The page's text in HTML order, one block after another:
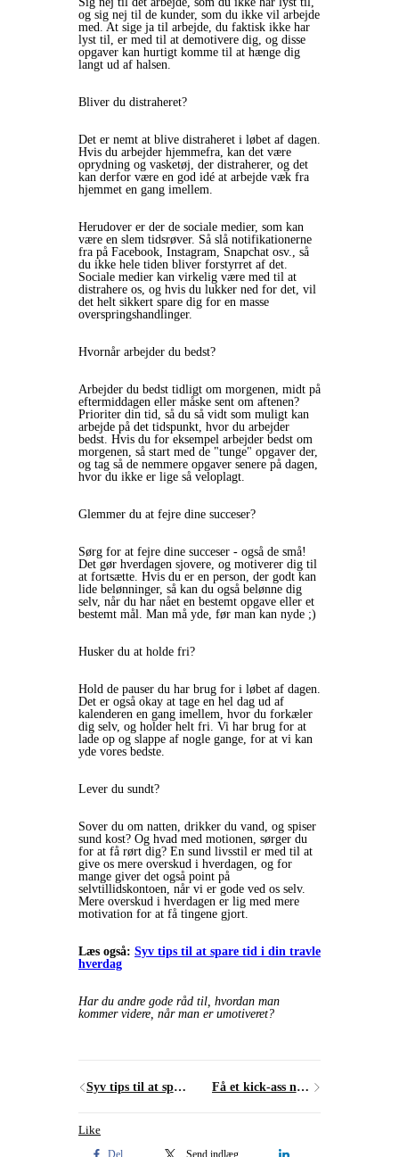
og sig nej til de kunder, som du ikke vil arbejde
med. At sige ja til arbejde, du faktisk ikke har
lyst til, er med til at demotivere dig, og disse
opgaver kan hurtigt komme til at hænge dig
langt ud af halsen.
Bliver du distraheret?
Det er nemt at blive distraheret i løbet af dagen.
Hvis du arbejder hjemmefra, kan det være
oprydning og vasketøj, der distraherer, og det
kan derfor være en god idé at arbejde væk fra
hjemmet en gang imellem.
Herudover er der de sociale medier, som kan
være en slem tidsrøver. Så slå notifikationerne
fra på Facebook, Instagram, Snapchat osv., så
du ikke hele tiden bliver forstyrret af det.
Sociale medier kan virkelig være med til at
distrahere os, og hvis du lukker ned for det, vil
det helt sikkert spare dig for en masse
overspringshandlinger.
Hvornår arbejder du bedst?
Arbejder du bedst tidligt om morgenen, midt på
eftermiddagen eller måske sent om aftenen?
Prioriter din tid, så du så vidt som muligt kan
arbejde på det tidspunkt, hvor du arbejder
bedst. Hvis du for eksempel arbejder bedst om
morgenen, så start med de "tunge" opgaver der,
og tag så de nemmere opgaver senere på dagen,
hvor du ikke er lige så veloplagt.
Glemmer du at fejre dine succeser?
Sørg for at fejre dine succeser - også de små!
Det gør hverdagen sjovere, og motiverer dig til
at fortsætte. Hvis du er en person, der godt kan
lide belønninger, så kan du også belønne dig
selv, når du har nået en bestemt opgave eller et
bestemt mål. Man må yde, før man kan nyde ;)
Husker du at holde fri?
Hold de pauser du har brug for i løbet af dagen.
Det er også okay at tage en hel dag ud af
kalenderen en gang imellem, hvor du forkæler
dig selv, og holder helt fri. Vi har brug for at
lade op og slappe af nogle gange, for at vi kan
yde vores bedste.
Lever du sundt?
Sover du om natten, drikker du vand, og spiser
sund kost? Og hvad med motionen, sørger du
for at få rørt dig? En sund livsstil er med til at
give os mere overskud i hverdagen, og for
mange giver det også point på
selvtillidskontoen, når vi er gode ved os selv.
Mere overskud i hverdagen er lig med mere
motivation for at få tingene gjort.
Læs også: Syv tips til at spare tid i din travle
hverdag
Har du andre gode råd til, hvordan man
kommer videre, når man er umotiveret?
Syv tips til at spare tid i din travle hverdag Få et kick-ass nyt år - fem tips til planlægning
Like
Del Send indlæg